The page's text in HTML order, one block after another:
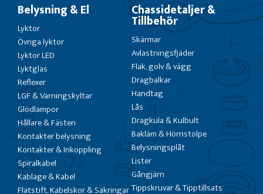
Belysning & El
Lyktor
Övriga lyktor
Lyktor LED
Lyktglas
Reflexer
LGF & Varningskyltar
Glödlampor
Hållare & Fästen
Kontakter belysning
Kontakter & Inkoppling
Spiralkabel
Kablage & Kabel
Flatstift, Kabelskor & Säkringar
Chassidetaljer &
Tillbehör
Skärmar
Avlastningsfjäder
Flak, golv & vägg
Dragbalkar
Handtag
Lås
Dragkula & Kulbult
Bakläm & Hörnstolpe
Belysningsplåt
Lister
Gångjärn
Tippskruvar & Tipptillsats